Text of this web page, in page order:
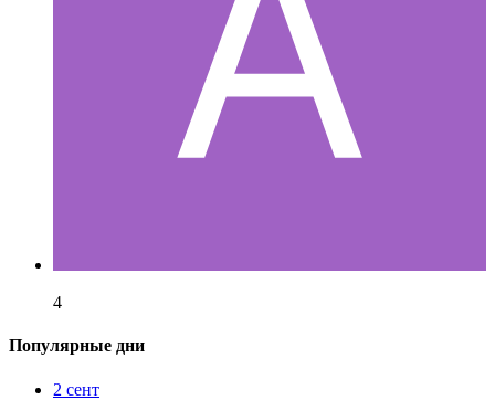
4
Популярные дни
2 сент